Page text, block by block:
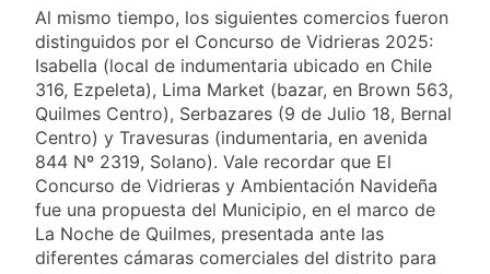
Al mismo tiempo, los siguientes comercios fueron
distinguidos por el Concurso de Vidrieras 2025:
Isabella (local de indumentaria ubicado en Chile
316, Ezpeleta), Lima Market (bazar, en Brown 563,
Quilmes Centro), Serbazares (9 de Julio 18, Bernal
Centro) y Travesuras (indumentaria, en avenida
844 Nº 2319, Solano). Vale recordar que El
Concurso de Vidrieras y Ambientación Navideña
fue una propuesta del Municipio, en el marco de
La Noche de Quilmes, presentada ante las
diferentes cámaras comerciales del distrito para